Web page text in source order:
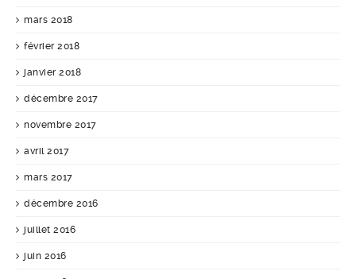
mars 2018
février 2018
janvier 2018
décembre 2017
novembre 2017
avril 2017
mars 2017
décembre 2016
juillet 2016
juin 2016